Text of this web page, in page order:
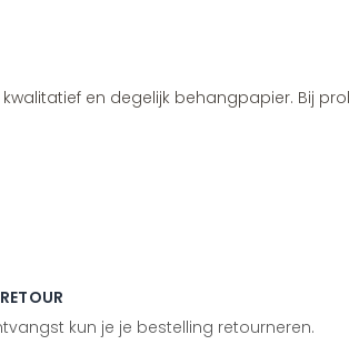
kwalitatief en degelijk behangpapier. Bij
kun je je bestelling retourneren.